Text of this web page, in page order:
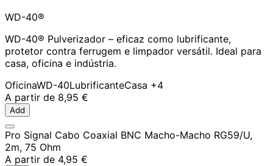
WD-40®
WD-40® Pulverizador – eficaz como lubrificante,
protetor contra ferrugem e limpador versátil. Ideal para
casa, oficina e indústria.
OficinaWD-40LubrificanteCasa +4
A partir de 8,95 €
Add
Pro Signal Cabo Coaxial BNC Macho-Macho RG59/U,
2m, 75 Ohm
A partir de 4,95 €